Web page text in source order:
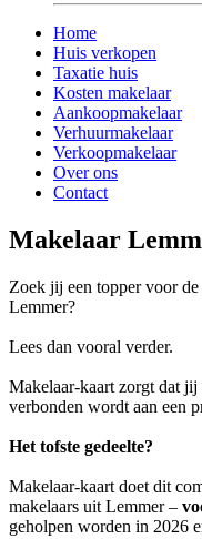
Home
Huis verkopen
Taxatie huis
Kosten makelaar
Aankoopmakelaar
Verhuurmakelaar
Verkoopmakelaar
Over ons
Contact
Makelaar
Zoek jij een topper voor
Lemmer?
Lees dan vooral verder.
Makelaar-kaart zorgt dat jij
verbonden wordt aan een
Het tofste gedeelte?
Makelaar-kaart doet dit
makelaars uit Lemmer –
geholpen worden in 2026